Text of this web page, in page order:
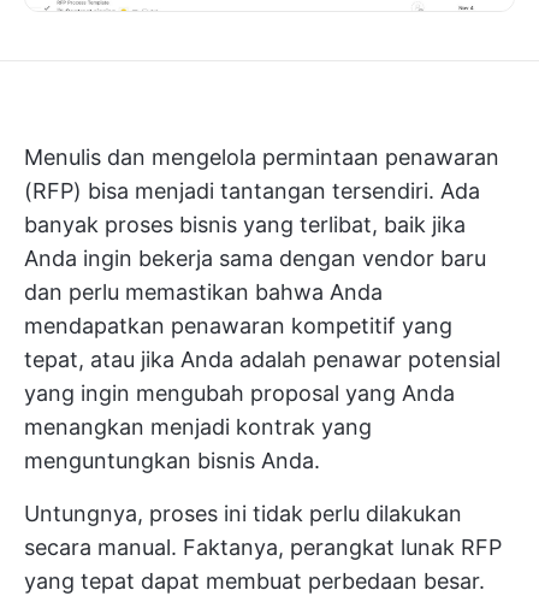
Menulis dan mengelola permintaan penawaran
(RFP) bisa menjadi tantangan tersendiri. Ada
banyak proses bisnis yang terlibat, baik jika
Anda ingin bekerja sama dengan vendor baru
dan perlu memastikan bahwa Anda
mendapatkan penawaran kompetitif yang
tepat, atau jika Anda adalah penawar potensial
yang ingin mengubah proposal yang Anda
menangkan menjadi kontrak yang
menguntungkan bisnis Anda.
Untungnya, proses ini tidak perlu dilakukan
secara manual. Faktanya, perangkat lunak RFP
yang tepat dapat membuat perbedaan besar.